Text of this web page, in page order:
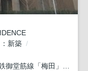
新築
御堂筋線 「梅田 」駅 徒歩9分